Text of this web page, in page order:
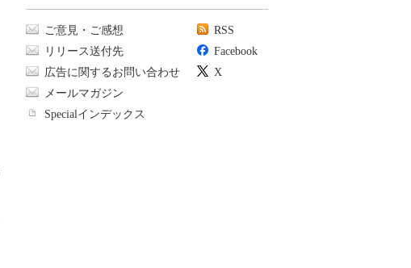
ご意見・ご感想
リリース送付先
広告に関するお問い合わせ
メールマガジン
Specialインデックス
RSS
Facebook
X